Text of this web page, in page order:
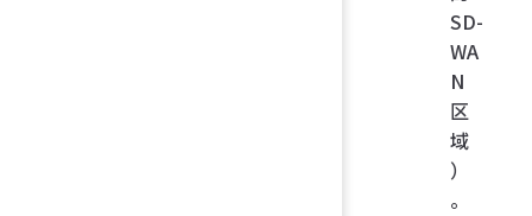
SD-
WA
N
区
域
）
。